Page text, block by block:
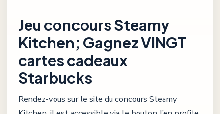
Jeu concours Steamy
Kitchen; Gagnez VINGT
cartes cadeaux
Starbucks
Rendez-vous sur le site du concours Steamy